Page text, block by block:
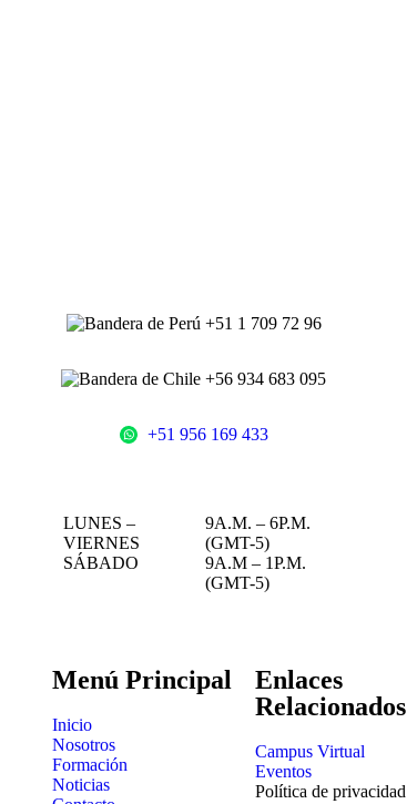
+51 1 709 72 96
+56 934 683 095
+51 956 169 433
LUNES –
VIERNES
SÁBADO
9A.M. – 6P.M.
(GMT-5)
9A.M – 1P.M.
(GMT-5)
Menú Principal
Inicio
Nosotros
Formación
Noticias
Enlaces
Relacionados
Campus Virtual
Eventos
Política de privacidad